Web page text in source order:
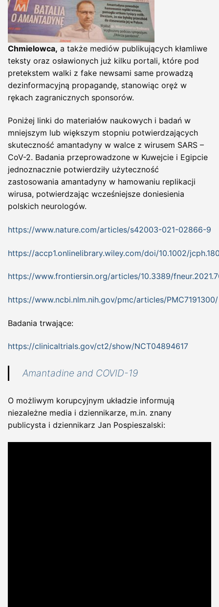
Chmielowca, a także mediów publikujących kłamliwe
teksty oraz osławionych już kilku portali, które pod
pretekstem walki z fake newsami same prowadzą
dezinformacyjną propagandę, stanowiąc oręż w
rękach zagranicznych sponsorów.
Poniżej linki do materiałów naukowych i badań w
mniejszym lub większym stopniu potwierdzających
skuteczność amantadyny w walce z wirusem SARS –
CoV-2. Badania przeprowadzone w Kuwejcie i Egipcie
jednoznacznie potwierdziły użyteczność
zastosowania amantadyny w hamowaniu replikacji
wirusa, potwierdzając wcześniejsze doniesienia
polskich neurologów.
https://www.nature.com/articles/s42003-021-02866-9
https://accp1.onlinelibrary.wiley.com/doi/10.1002/
https://www.frontiersin.org/articles/10.3389/
https://www.ncbi.nlm.nih.gov/pmc/articles/PMC7191300/
Badania trwające:
https://clinicaltrials.gov/ct2/show/NCT04894617
Amantadine and COVID-19
O możliwym korupcyjnym układzie informują
niezależne media i dziennikarze, m.in. znany
publicysta i dziennikarz Jan Pospieszalski: